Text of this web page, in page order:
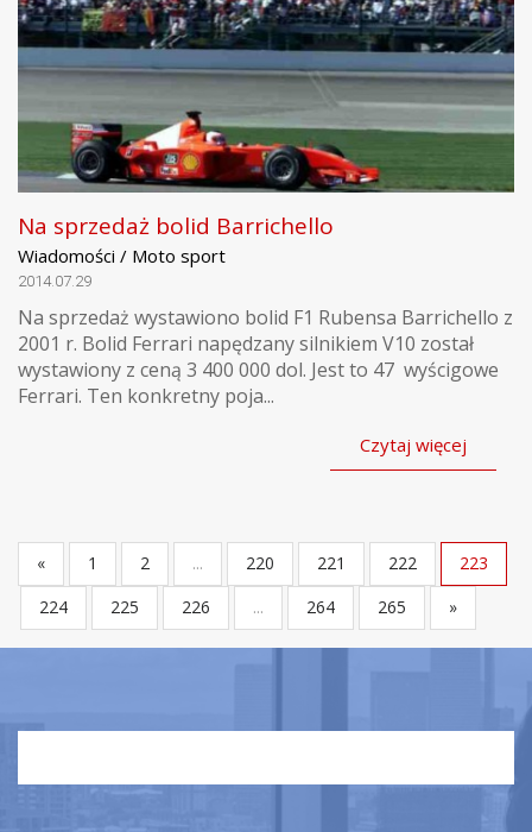
Na sprzedaż bolid Barrichello
Wiadomości / Moto sport
2014.07.29
Na sprzedaż wystawiono bolid F1 Rubensa Barrichello z
2001 r. Bolid Ferrari napędzany silnikiem V10 został
wystawiony z ceną 3 400 000 dol. Jest to 47 wyścigowe
Ferrari. Ten konkretny poja...
Czytaj więcej
« 1 2 ... 220 221 222
223
224
225 226 ... 264 265 »